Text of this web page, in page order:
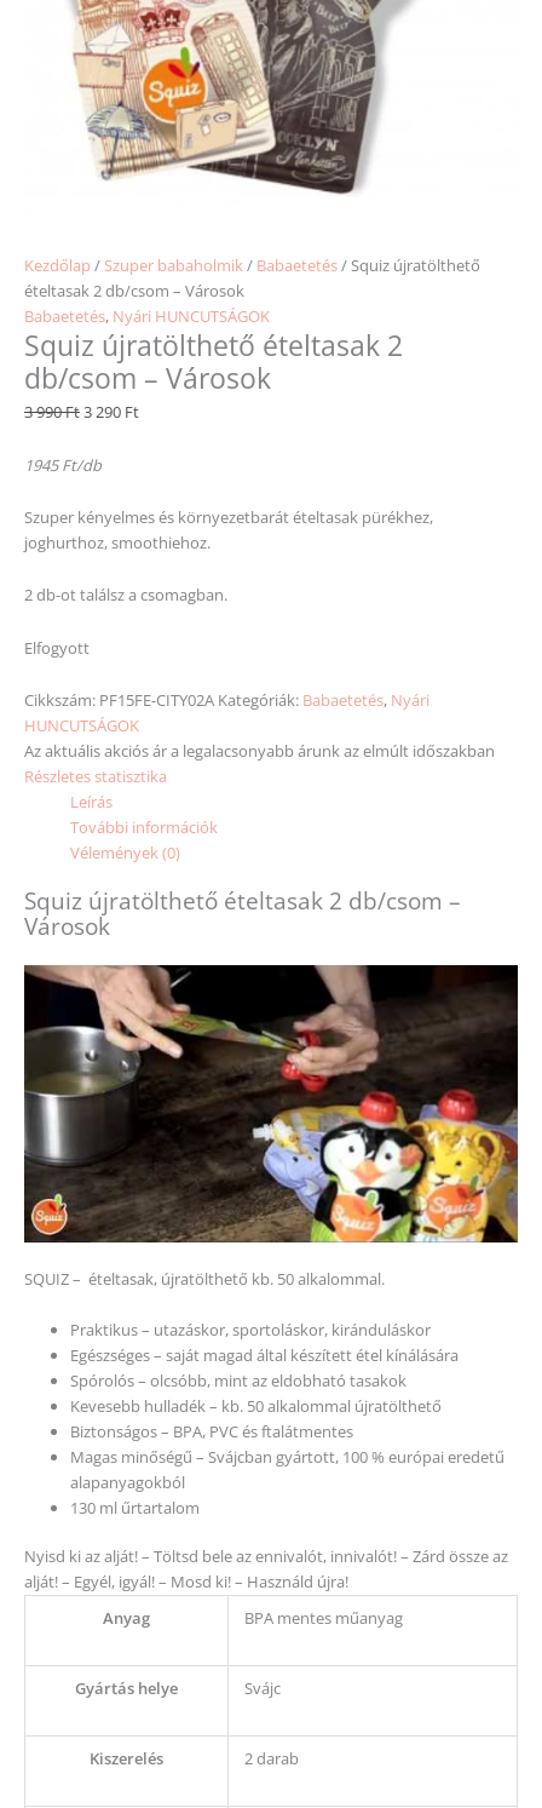
Kezdőlap / Szuper babaholmik/ Babaetetés/ Squiz újratölthető
ételtasak 2 db/csom – Városok
Babaetetés, Nyári HUNCUTSÁGOK
Squiz újratölthető ételtasak 2
db/csom – Városok
3 990Ft3 290 Ft
1945 Ft/db
Szuper kényelmes és környezetbarát ételtasak pürékhez,
joghurthoz, smoothiehoz.
2 db-ot találsz a csomagban.
Elfogyott
Cikkszám: PF15FE-CITY02A Kategóriák: Babaetetés, Nyári
HUNCUTSÁGOK
Az aktuális akciós ár a legalacsonyabb árunk az elmúlt időszakban
Részletes statisztika
Leírás
További információk
Vélemények (0)
Squiz újratölthető ételtasak 2 db/csom –
Városok
SQUIZ – ételtasak, újratölthető kb. 50 alkalommal.
Praktikus – utazáskor, sportoláskor, kiránduláskor
Egészséges – saját magad által készített étel kínálására
Spórolós – olcsóbb, mint az eldobható tasakok
Kevesebb hulladék – kb. 50 alkalommal újratölthető
Biztonságos – BPA, PVC és ftalátmentes
Magas minőségű – Svájcban gyártott, 100 % európai eredetű
alapanyagokból
130 ml űrtartalom
Nyisd ki az alját! – Töltsd bele az ennivalót, innivalót! – Zárd össze az
alját! – Egyél, igyál! – Mosd ki! – Használd újra!
Anyag
BPA mentes műanyag
Gyártás helye Svájc
Kiszerelés 2 darab